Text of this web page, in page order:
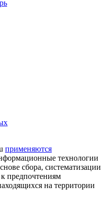
применяются
технологии
сбора, систематизации
предпочтениям
на территории